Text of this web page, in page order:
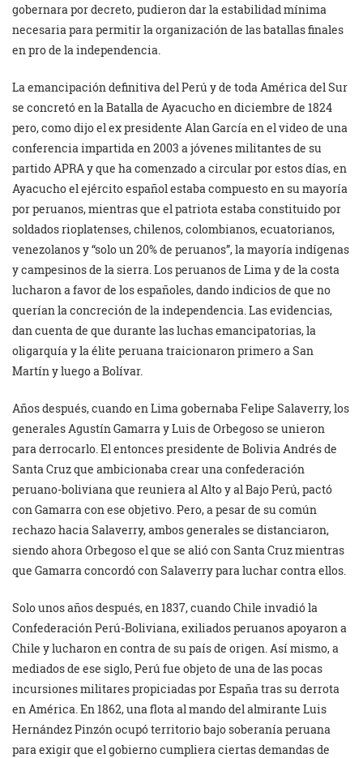
gobernara por decreto, pudieron dar la estabilidad mínima
necesaria para permitir la organización de las batallas finales
en pro de la independencia.
La emancipación definitiva del Perú y de toda América del Sur
se concretó en la Batalla de Ayacucho en diciembre de 1824
pero, como dijo el ex presidente Alan García en el video de una
conferencia impartida en 2003 a jóvenes militantes de su
partido APRA y que ha comenzado a circular por estos días, en
Ayacucho el ejército español estaba compuesto en su mayoría
por peruanos, mientras que el patriota estaba constituido por
soldados rioplatenses, chilenos, colombianos, ecuatorianos,
venezolanos y “solo un 20% de peruanos”, la mayoría indígenas
y campesinos de la sierra. Los peruanos de Lima y de la costa
lucharon a favor de los españoles, dando indicios de que no
querían la concreción de la independencia. Las evidencias,
dan cuenta de que durante las luchas emancipatorias, la
oligarquía y la élite peruana traicionaron primero a San
Martín y luego a Bolívar.
Años después, cuando en Lima gobernaba Felipe Salaverry, los
generales Agustín Gamarra y Luis de Orbegoso se unieron
para derrocarlo. El entonces presidente de Bolivia Andrés de
Santa Cruz que ambicionaba crear una confederación
peruano-boliviana que reuniera al Alto y al Bajo Perú, pactó
con Gamarra con ese objetivo. Pero, a pesar de su común
rechazo hacia Salaverry, ambos generales se distanciaron,
siendo ahora Orbegoso el que se alió con Santa Cruz mientras
que Gamarra concordó con Salaverry para luchar contra ellos.
Solo unos años después, en 1837, cuando Chile invadió la
Confederación Perú-Boliviana, exiliados peruanos apoyaron a
Chile y lucharon en contra de su país de origen. Así mismo, a
mediados de ese siglo, Perú fue objeto de una de las pocas
incursiones militares propiciadas por España tras su derrota
en América. En 1862, una flota al mando del almirante Luis
Hernández Pinzón ocupó territorio bajo soberanía peruana
para exigir que el gobierno cumpliera ciertas demandas de